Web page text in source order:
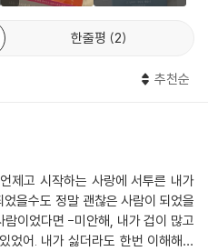
사실
전히 남아 있는 기억, 습관, 말버릇,
다. 대신 끝났음에도 계속해서 자
이며, 사랑이 남긴 결핍과 반복을 정
리움이나 미화의 대상이 아니라, 스
하는 감정의 구조로 제시된다. 독
얼마나 복잡하고 현실적인지를 마
한줄평 2
추천순
제고 시작하는 사랑에 서투른 내가
을수도 정말 괜찮은 사람이 되었을
이었다면 -미안해, 내가 겁이 많고
었어. 내가 싫더라도 한번 이해해주